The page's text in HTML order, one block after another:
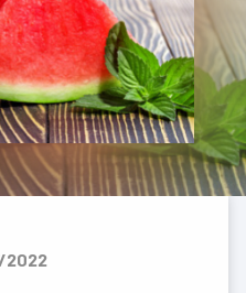
2022